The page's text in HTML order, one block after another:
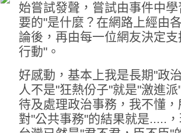
始嘗試發聲，嘗試由事件中
要的"是什麼？在網路上經由
論後，再由每一位網友決定
行動"。
好感動，基本上我是長期"政
人不是"狂熱份子"就是"激進
待及處理政治事務，我不懂
對"公共事務"的結果就是.....